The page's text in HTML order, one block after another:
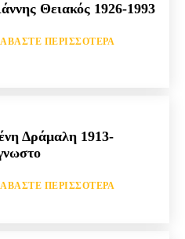
Θειακός 1926-1993
ΠΕΡΙΣΣΌΤΕΡΑ
Δράμαλη 1913-
ΠΕΡΙΣΣΌΤΕΡΑ